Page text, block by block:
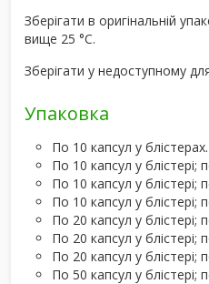
Зберігати в оригінальній
вище 25 °C.
Зберігати у недоступному для
Упаковка
По 10 капсул у блістерах.
По 10 капсул у блістері;
По 10 капсул у блістері;
По 10 капсул у блістері;
По 20 капсул у блістері;
По 20 капсул у блістері;
По 20 капсул у блістері;
По 50 капсул у блістері;